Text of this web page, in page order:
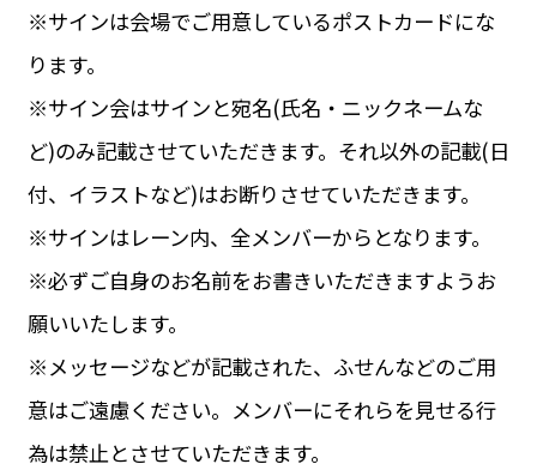
※サインは会場でご用意しているポストカードにな
ります。
※サイン会はサインと宛名(氏名・ニックネームな
ど)のみ記載させていただきます。それ以外の記載(日
付、イラストなど)はお断りさせていただきます。
※サインはレーン内、全メンバーからとなります。
※必ずご自身のお名前をお書きいただきますようお
願いいたします。
※メッセージなどが記載された、ふせんなどのご用
意はご遠慮ください。メンバーにそれらを見せる行
為は禁止とさせていただきます。